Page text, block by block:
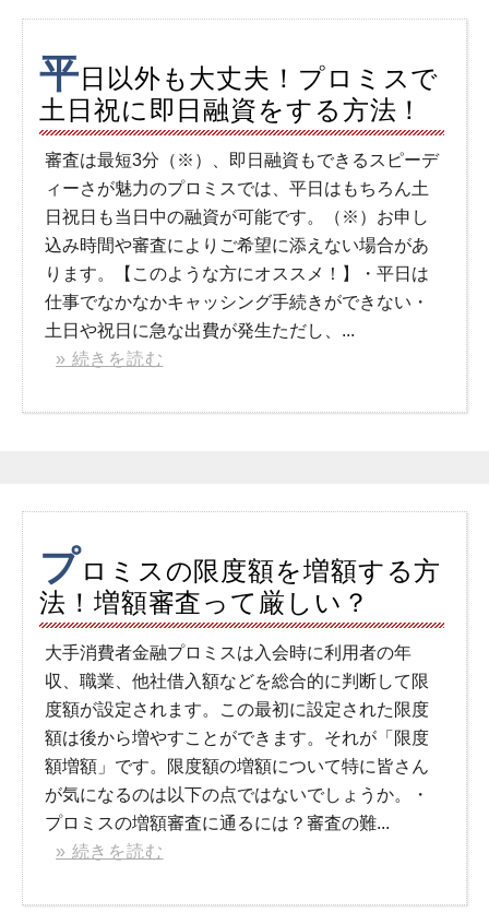
平日以外も大丈夫！プロミスで
土日祝に即日融資をする方法！
審査は最短3分（※）、即日融資もできるスピーデ
ィーさが魅力のプロミスでは、平日はもちろん土
日祝日も当日中の融資が可能です。（※）お申し
込み時間や審査によりご希望に添えない場合があ
ります。【このような方にオススメ！】・平日は
仕事でなかなかキャッシング手続きができない・
土日や祝日に急な出費が発生ただし、...
» 続きを読む
プロミスの限度額を増額する方
法！増額審査って厳しい？
大手消費者金融プロミスは入会時に利用者の年
収、職業、他社借入額などを総合的に判断して限
度額が設定されます。この最初に設定された限度
額は後から増やすことができます。それが「限度
額増額」です。限度額の増額について特に皆さん
が気になるのは以下の点ではないでしょうか。・
プロミスの増額審査に通るには？審査の難...
» 続きを読む